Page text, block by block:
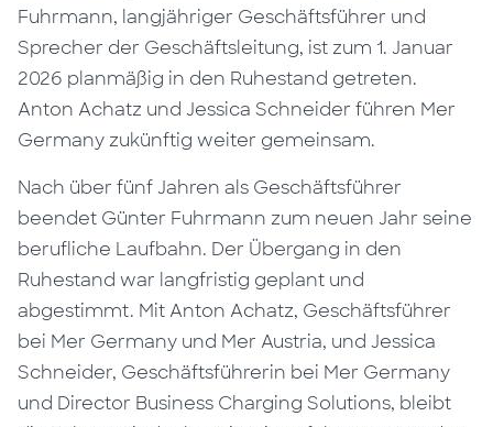
Fuhrmann, langjähriger Geschäftsführer und
Sprecher der Geschäftsleitung, ist zum 1. Januar
2026 planmäßig in den Ruhestand getreten.
Anton Achatz und Jessica Schneider führen Mer
Germany zukünftig weiter gemeinsam.
Nach über fünf Jahren als Geschäftsführer
beendet Günter Fuhrmann zum neuen Jahr seine
berufliche Laufbahn. Der Übergang in den
Ruhestand war langfristig geplant und
abgestimmt. Mit Anton Achatz, Geschäftsführer
bei Mer Germany und Mer Austria, und Jessica
Schneider, Geschäftsführerin bei Mer Germany
und Director Business Charging Solutions, bleibt